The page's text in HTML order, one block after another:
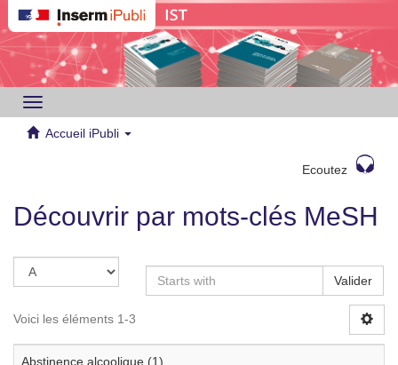
Toggle
navigation
Accueil iPubli
Ecoutez
Découvrir par mots-clés MeSH
Valider
Voici les éléments 1-3
Abstinence alcoolique (1)